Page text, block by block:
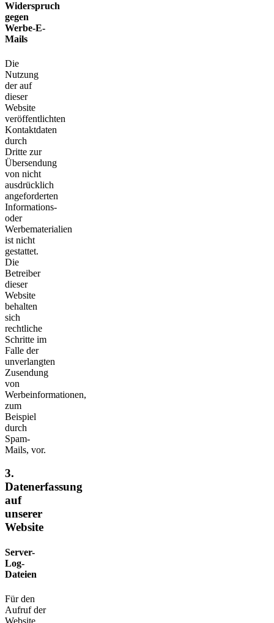
Widerspruch
gegen
Werbe-E-
Mails
Die
Nutzung
der auf
dieser
Website
veröffentlichten
Kontaktdaten
durch
Dritte zur
Übersendung
von nicht
ausdrücklich
angeforderten
Informations-
oder
Werbematerialien
ist nicht
gestattet.
Die
Betreiber
dieser
Website
behalten
sich
rechtliche
Schritte im
Falle der
unverlangten
Zusendung
von
Werbeinformationen,
zum
Beispiel
durch
Spam-
Mails, vor.
3.
Datenerfassung
auf
unserer
Website
Server-
Log-
Dateien
Für den
Aufruf der
Website